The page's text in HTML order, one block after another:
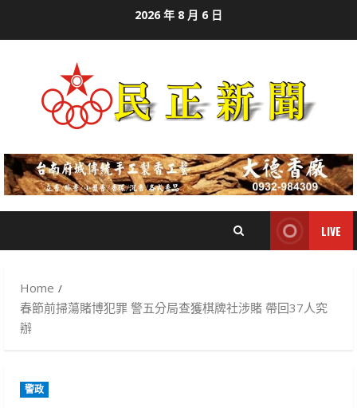
2026 年 8 月 6 日
LIVE
Home
春節前掃蕩賭博犯罪 警五分局查獲棋牌社涉賭 帶回37人究
辦
警政